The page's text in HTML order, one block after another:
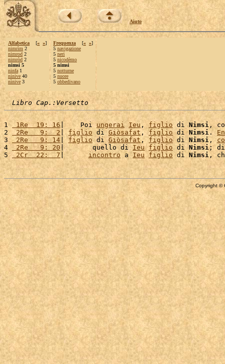
Aiuto
Alfabetica [« »]
nimrìm 2
nimrod 2
nimròd 2
nimsi 5
ninfa 1
ninive 40
nìnive 3
Frequenza [« »]
5 navigazione
5 neri
5 nicodèmo
5 nimsi
5 notturne
5 nuore
5 obbedivano
Libro Cap.:Versetto
1 1Re  19: 16|    Poi ungerai Ieu , figlio di Nimsi ,
2
2Re   9:  2 figlio di Giòsafat , figlio di Nimsi.
3 2Re   9: 14 | figlio di Giòsafat, figlio di Nimsi,
4
2Re   9: 20|       quello di Ieu figlio di Nimsi;
5 2Cr  22:  7 | incontro a Ieu figlio di Nimsi,
Copyright ©